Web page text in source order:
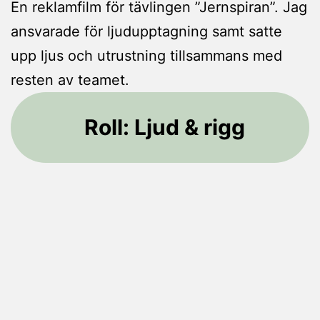
En reklamfilm för tävlingen ”Jernspiran”. Jag
ansvarade för ljudupptagning samt satte
upp ljus och utrustning tillsammans med
resten av teamet.
Roll: Ljud & rigg